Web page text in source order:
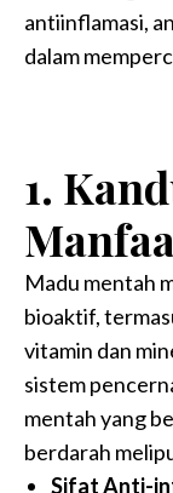
antiinflamasi,
dalam
1.
Madu mentah
bioaktif,
vitamin dan
sistem
mentah yang
berdarah
Sifat Anti-